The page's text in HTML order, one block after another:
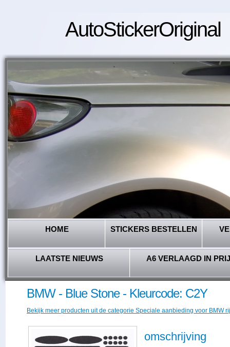
AutoStickerOriginal
HOME STICKERS BESTELLEN
LAATSTE NIEUWS A6 VERLAAGD IN
BMW - Blue Stone - Kleurcode: C2Y
Bekijk meer producten uit de categorie Speciale aanbieding voor BMW
omschrijving